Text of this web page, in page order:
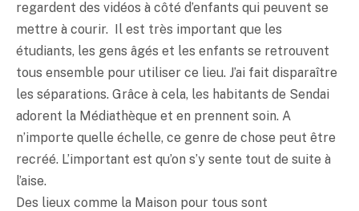
regardent des vidéos à côté d’enfants qui peuvent se
mettre à courir. Il est très important que les
étudiants, les gens âgés et les enfants se retrouvent
tous ensemble pour utiliser ce lieu. J’ai fait disparaître
les séparations. Grâce à cela, les habitants de Sendai
adorent la Médiathèque et en prennent soin. A
n’importe quelle échelle, ce genre de chose peut être
recréé. L’important est qu’on s’y sente tout de suite à
l’aise.
Des lieux comme la Maison pour tous sont